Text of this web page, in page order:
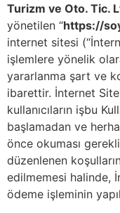
Turizm ve Oto. Tic.
yönetilen “https://
internet sitesi
işlemlere yönelik
yararlanma şart ve
ibarettir. İnternet
kullanıcıların işbu
başlamadan ve
önce okuması
düzenlenen
edilmemesi halinde,
ödeme işleminin